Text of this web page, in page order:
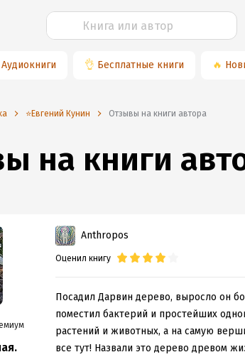
Аудиокниги 👌 Бесплатные книги 🔥
⭐️Евгений Кунин Отзывы на книги автора
на книги
Anthropos
Оценил книгу
Посадил Дарвин дерево, выросло он
поместил бактерий и простейших
растений и животных, а на самую
все тут! Назвали это дерево древом